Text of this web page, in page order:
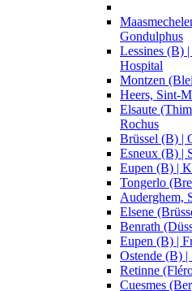
Gondulphus
Lessines (B)
Hospital
Montzen
Heers, Sint-
Elsaute
Rochus
Brüssel (B) |
Esneux (B) |
Eupen (B) |
Tongerlo
Auderghem,
Elsene
Benrath
Eupen (B) |
Ostende (B) |
Retinne
Cuesmes